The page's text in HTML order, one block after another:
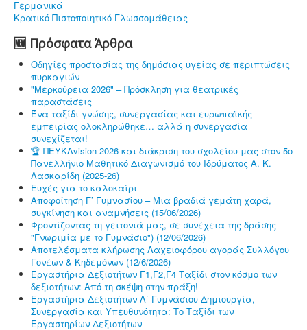
Γερμανικά
Κρατικό Πιστοποιητικό Γλωσσομάθειας
🆕 Πρόσφατα Άρθρα
Οδηγίες προστασίας της δημόσιας υγείας σε περιπτώσεις
πυρκαγιών
"Μερκούρεια 2026" – Πρόσκληση για θεατρικές
παραστάσεις
Ένα ταξίδι γνώσης, συνεργασίας και ευρωπαϊκής
εμπειρίας ολοκληρώθηκε… αλλά η συνεργασία
συνεχίζεται!
🏆 ΠΕΥΚΑvision 2026 και διάκριση του σχολείου μας στον 5ο
Πανελλήνιο Μαθητικό Διαγωνισμό του Ιδρύματος Α. Κ.
Λασκαρίδη (2025-26)
Ευχές για το καλοκαίρι
Αποφοίτηση Γ’ Γυμνασίου – Μια βραδιά γεμάτη χαρά,
συγκίνηση και αναμνήσεις (15/06/2026)
Φροντίζοντας τη γειτονιά μας, σε συνέχεια της δράσης
"Γνωριμία με το Γυμνάσιο") (12/06/2026)
Αποτελέσματα κλήρωσης Λαχειοφόρου αγοράς Συλλόγου
Γονέων & Κηδεμόνων (12/6/2026)
Εργαστήρια Δεξιοτήτων Γ1,Γ2,Γ4 Ταξίδι στον κόσμο των
δεξιοτήτων: Από τη σκέψη στην πράξη!
Εργαστήρια Δεξιοτήτων Α΄ Γυμνάσιου Δημιουργία,
Συνεργασία και Υπευθυνότητα: Το Ταξίδι των
Εργαστηρίων Δεξιοτήτων